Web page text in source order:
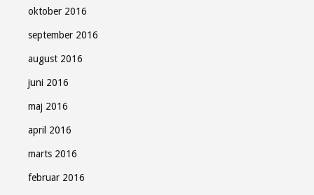
oktober 2016
september 2016
august 2016
juni 2016
maj 2016
april 2016
marts 2016
februar 2016